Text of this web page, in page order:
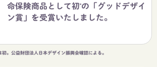
命保険商品として初*の「グッドデザイ
ン賞」を受賞いたしました。
。公益財団法人日本デザイン振興会確認による。